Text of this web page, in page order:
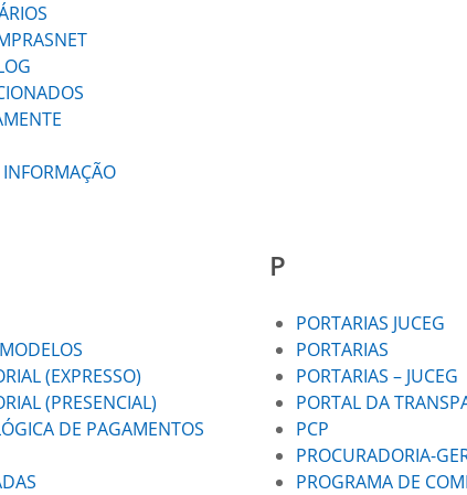
INFORMAÇÃO
(EXPRESSO)
(PRESENCIAL)
DE PAGAMENTOS
P
PORTARIAS JUCEG
PORTARIAS
PORTARIAS – JUCEG
PORTAL DA
PCP
PROCURADORIA-
PROGRAMA DE